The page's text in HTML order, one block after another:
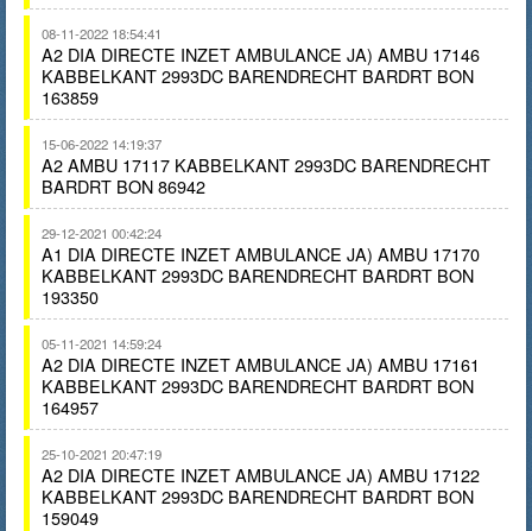
08-11-2022 18:54:41
A2 DIA DIRECTE INZET AMBULANCE JA) AMBU 17146
KABBELKANT 2993DC BARENDRECHT BARDRT BON
163859
15-06-2022 14:19:37
A2 AMBU 17117 KABBELKANT 2993DC BARENDRECHT
BARDRT BON 86942
29-12-2021 00:42:24
A1 DIA DIRECTE INZET AMBULANCE JA) AMBU 17170
KABBELKANT 2993DC BARENDRECHT BARDRT BON
193350
05-11-2021 14:59:24
A2 DIA DIRECTE INZET AMBULANCE JA) AMBU 17161
KABBELKANT 2993DC BARENDRECHT BARDRT BON
164957
25-10-2021 20:47:19
A2 DIA DIRECTE INZET AMBULANCE JA) AMBU 17122
KABBELKANT 2993DC BARENDRECHT BARDRT BON
159049